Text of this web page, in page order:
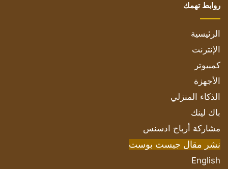
روابط تهمك
الرئيسية
الإنترنت
كمبيوتر
الأجهزة
الذكاء المنزلي
باك لينك
مشاركة أرباح ادسنس
نشر مقال جيست بوست
English